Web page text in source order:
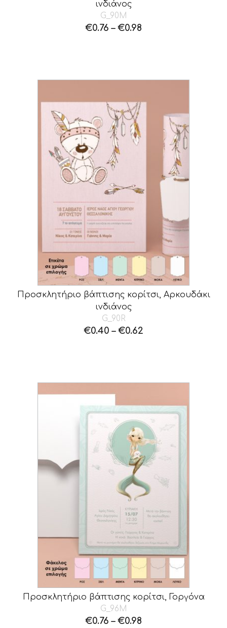
ινδιάνος
G_90M
€0.76 – €0.98
Προσκλητήριο βάπτισης κορίτσι, Αρκουδάκι
ινδιάνος
G_90R
€0.40 – €0.62
Προσκλητήριο βάπτισης κορίτσι, Γοργόνα
G_96M
€0.76 – €0.98